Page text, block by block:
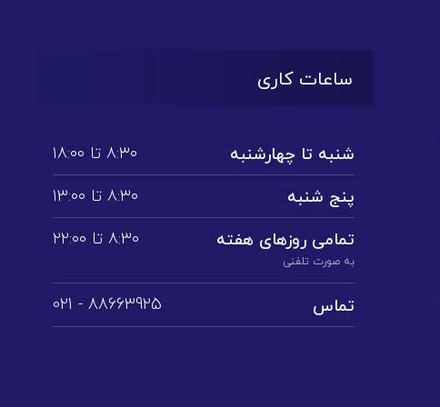
ساعات کاری
شنبه تا چهارشنبه
۸:۳۰ تا ۱۸:۰۰
پنج شنبه
۸:۳۰ تا ۱3:۰۰
تمامی روز‌های هفته
به صورت تلفنی
۸:۳۰ تا ۲۲:۰۰
تماس 88663925 - 021